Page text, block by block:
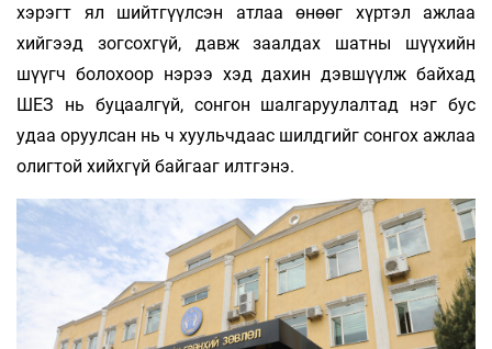
хэрэгт ял шийтгүүлсэн атлаа өнөөг хүртэл ажлаа
хийгээд зогсохгүй, давж заалдах шатны шүүхийн
шүүгч болохоор нэрээ хэд дахин дэвшүүлж байхад
ШЕЗ нь буцаалгүй, сонгон шалгаруулалтад нэг бус
удаа оруулсан нь ч хуульчдаас шилдгийг сонгох ажлаа
олигтой хийхгүй байгааг илтгэнэ.